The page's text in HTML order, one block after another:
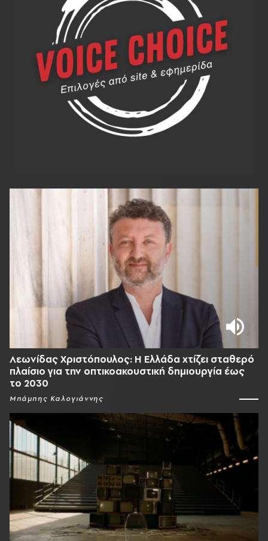
Λεωνίδας Χριστόπουλος: Η Ελλάδα χτίζει σταθερό
πλαίσιο για την οπτικοακουστική δημιουργία έως
το 2030
Μπάμπης Καλογιάννης